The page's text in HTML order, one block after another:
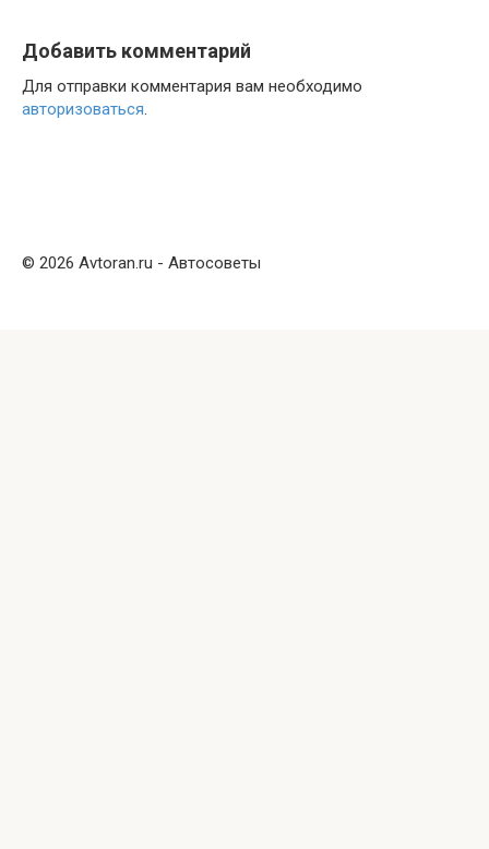
Добавить комментарий
Для отправки комментария вам необходимо
авторизоваться.
© 2026 Avtoran.ru - Автосоветы